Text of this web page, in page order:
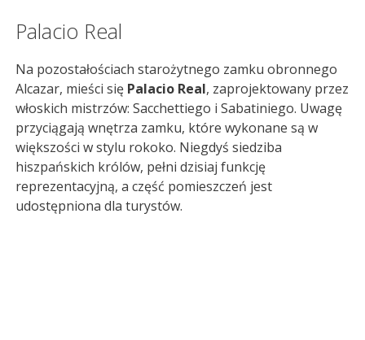
Palacio Real
Na pozostałościach starożytnego zamku obronnego
Alcazar, mieści się Palacio Real, zaprojektowany przez
włoskich mistrzów: Sacchettiego i Sabatiniego. Uwagę
przyciągają wnętrza zamku, które wykonane są w
większości w stylu rokoko. Niegdyś siedziba
hiszpańskich królów, pełni dzisiaj funkcję
reprezentacyjną, a część pomieszczeń jest
udostępniona dla turystów.